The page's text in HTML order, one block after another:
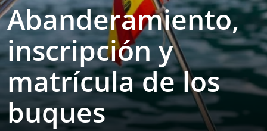
Abanderamiento,
inscripción y
matrícula de los
buques